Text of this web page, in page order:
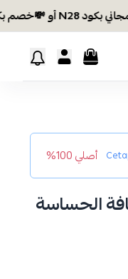
أصلي 100%
الحساسة